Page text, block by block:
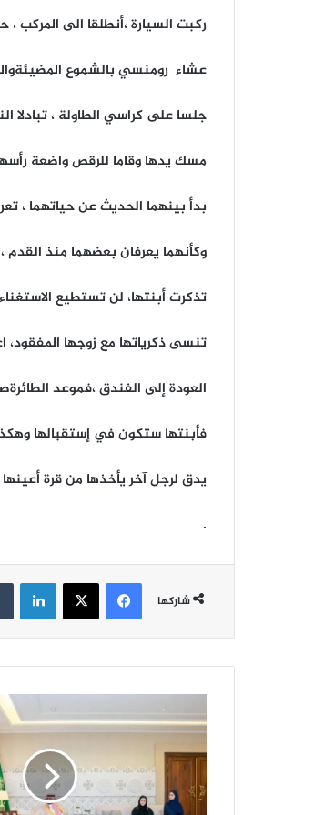
ركبت السيارة ،أنطلقا الى المركب
عشاء رومنسي بالشموع
جلسا على كراسي الطاولة ، تبادلا
مسك يدها وقاما للرقص واضعة
بدأ بينهما الحديث عن حياتهما ،
وكأنهما يعرفان بعضهما منذ القدم
تذكرت أبنتها، لن تستطيع
تنسى ذكرياتها مع زوجها
العودة إلى الفندق ،فموعد
فأبنتها ستكون في إستقبالها
يدق لرجل آخر يأخذها من قرة أعينها
.
شاركها
فيسبوك ‫X لينكدإن
ع
د
ب
ن